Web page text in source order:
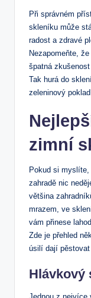
Při správném
skleníku může
radost a zdravé
Nezapomeňte,
špatná
Tak hurá do
zeleninový
zimní
Pokud si
zahradě nic
většina
mrazem, ve
vám přinese
Zde je přehled
úsilí dají
Hlávkový